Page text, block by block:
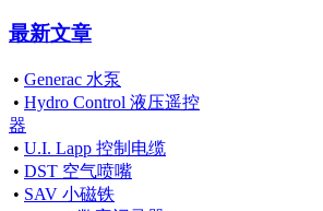
最新文章
• Generac 水泵
• Hydro Control 液压遥控
器
• U.I. Lapp 控制电缆
• DST 空气喷嘴
• SAV 小磁铁